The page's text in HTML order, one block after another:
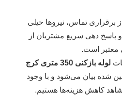
برقراری تماس، نیروها خیلی
دهی سریع مشتریان از
است.
لوله بازکنی 350 متری کرج
شده بیان می‌شود و با وجود
کاهش هزینه‌ها هستیم.